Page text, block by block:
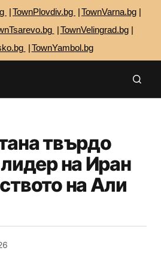
TownPlovdiv.bg
TownVarna.bg
TownVelingrad.bg
TownYambol.bg
твърдо
на Иран
на Али